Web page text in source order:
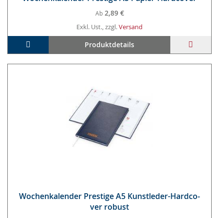
Ab 2,89 €
Exkl. Ust., zzgl.Versand
Produktdetails
Wo­chen­ka­len­der Pres­ti­ge A5 Kunst­le­der-Hard­co­
ver ro­bust